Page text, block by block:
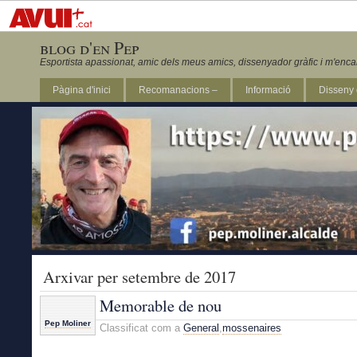
blog d'en Pep
Esportista apassionat, amic dels meus amics, dissenyador gràfic i
Pàgina d'inici Recomanacions – Informació
Revista Marathon 295
Arxivar per setembre de 2017
Pep Moliner
Memorable de nou
Classificat com a General ,mossenaires